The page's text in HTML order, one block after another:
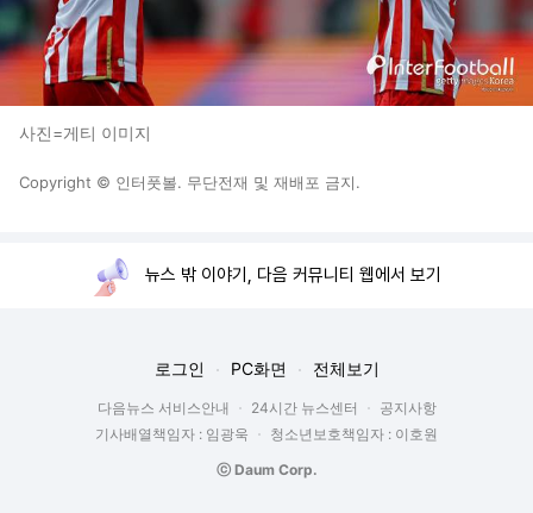
사진=게티 이미지
Copyright © 인터풋볼. 무단전재 및 재배포 금지.
뉴스 밖 이야기, 다음 커뮤니티 웹에서 보기
로그인 PC화면 전체보기
다음뉴스 서비스안내 24시간 뉴스센터
공지사항
기사배열책임자 : 임광욱
청소년보호책임자 : 이호원
ⓒ Daum Corp.